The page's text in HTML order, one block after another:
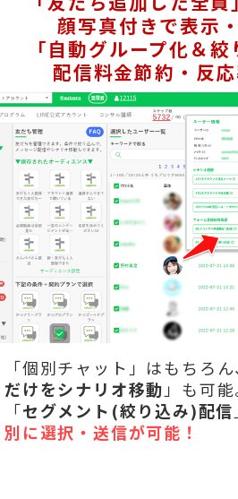
顔写真付きで表示
「自動グループ化＆
配信料金節約・反
「個別チャット」はもちろ
だけをシナリオ移動 」も可能
「セグメント(絞り込み)配信
別に選択・送信が可能！